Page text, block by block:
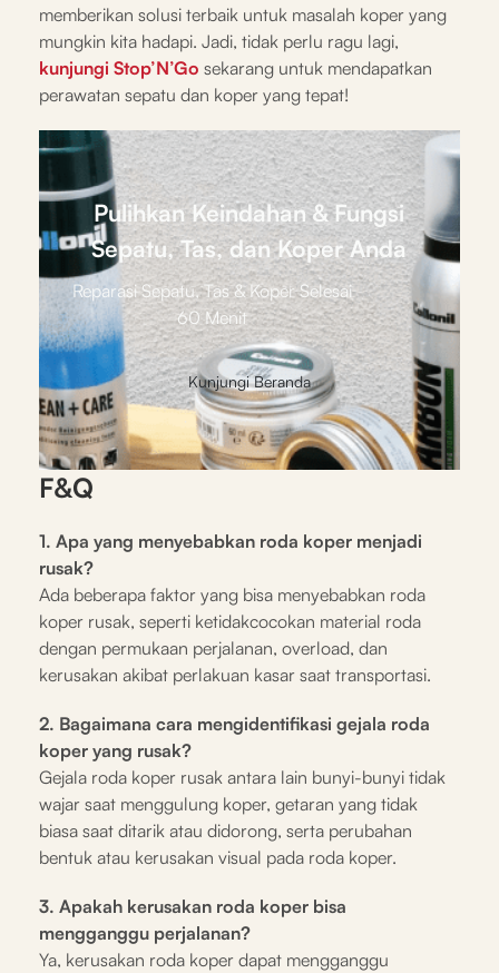
memberikan solusi terbaik untuk masalah koper yang
mungkin kita hadapi. Jadi, tidak perlu ragu lagi,
kunjungi Stop’N’Go sekarang untuk mendapatkan
perawatan sepatu dan koper yang tepat!
Pulihkan Keindahan & Fungsi
Sepatu, Tas, dan Koper Anda
Reparasi Sepatu, Tas & Koper Selesai
60 Menit
Kunjungi Beranda
F&Q
1. Apa yang menyebabkan roda koper menjadi
rusak?
Ada beberapa faktor yang bisa menyebabkan roda
koper rusak, seperti ketidakcocokan material roda
dengan permukaan perjalanan, overload, dan
kerusakan akibat perlakuan kasar saat transportasi.
2. Bagaimana cara mengidentifikasi gejala roda
koper yang rusak?
Gejala roda koper rusak antara lain bunyi-bunyi tidak
wajar saat menggulung koper, getaran yang tidak
biasa saat ditarik atau didorong, serta perubahan
bentuk atau kerusakan visual pada roda koper.
3. Apakah kerusakan roda koper bisa
mengganggu perjalanan?
Ya, kerusakan roda koper dapat mengganggu